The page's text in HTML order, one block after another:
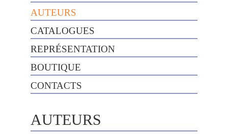
AUTEURS
CATALOGUES
REPRÉSENTATION
BOUTIQUE
CONTACTS
AUTEURS